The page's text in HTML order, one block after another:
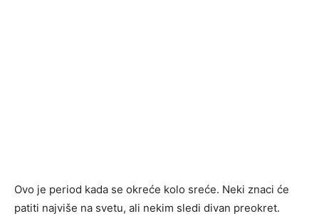
Ovo je period kada se okreće kolo sreće. Neki znaci će
patiti najviše na svetu, ali nekim sledi divan preokret.